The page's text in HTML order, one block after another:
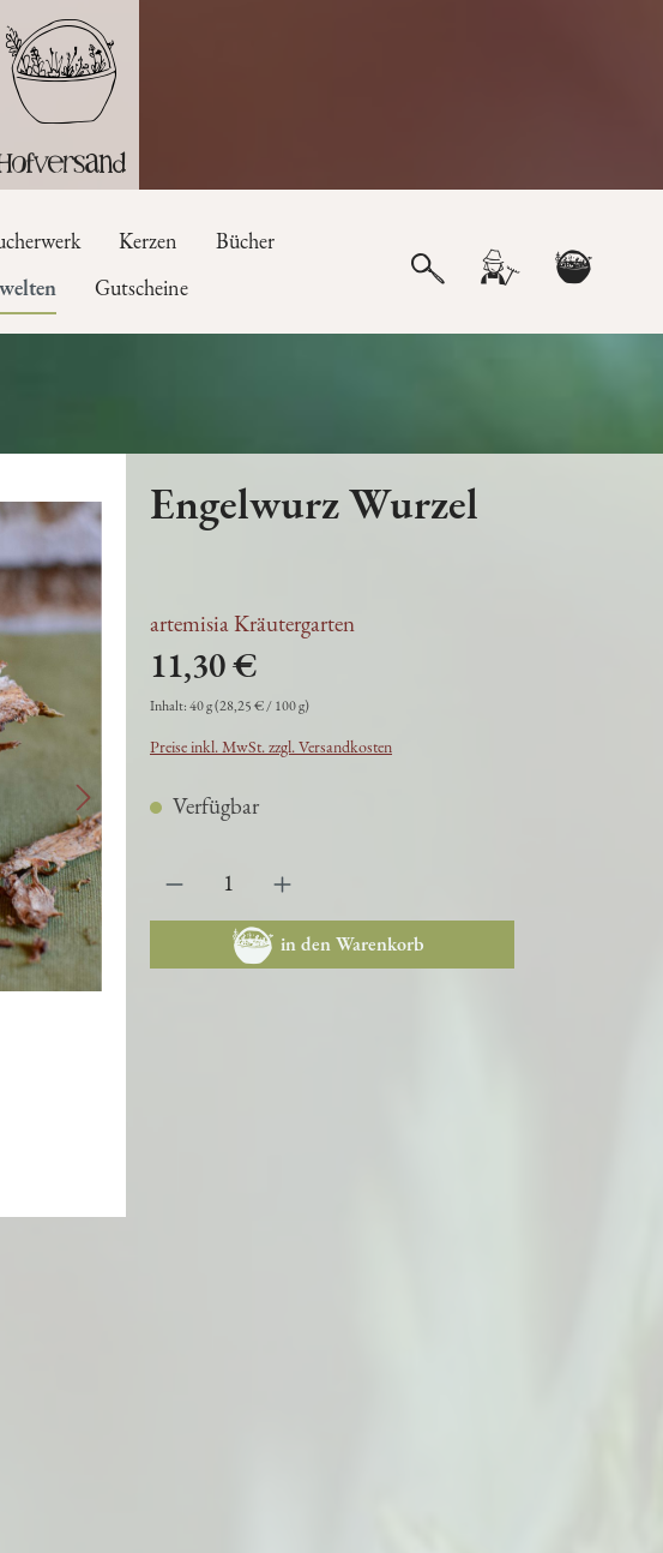
Kerzen
Bücher
Gutscheine
Engelwurz Wurzel
artemisia Kräutergarten
11,30 €
Inhalt: 40 g(28,25 € / 100 g)
Preise inkl. MwSt. zzgl. Versandkosten
Verfügbar
in den Warenkorb